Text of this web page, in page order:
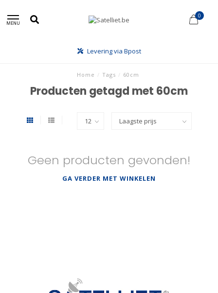
MENU
0
Levering via Bpost
Home / Tags / 60cm
Producten getagd met 60cm
Geen producten gevonden!
GA VERDER MET WINKELEN